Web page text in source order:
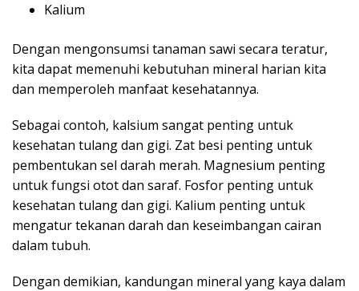
Kalium
Dengan mengonsumsi tanaman sawi secara teratur,
kita dapat memenuhi kebutuhan mineral harian kita
dan memperoleh manfaat kesehatannya.
Sebagai contoh, kalsium sangat penting untuk
kesehatan tulang dan gigi. Zat besi penting untuk
pembentukan sel darah merah. Magnesium penting
untuk fungsi otot dan saraf. Fosfor penting untuk
kesehatan tulang dan gigi. Kalium penting untuk
mengatur tekanan darah dan keseimbangan cairan
dalam tubuh.
Dengan demikian, kandungan mineral yang kaya dalam